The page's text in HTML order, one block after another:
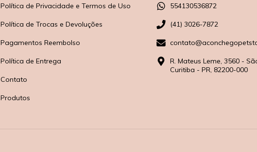
Política de Privacidade e Termos de Uso
Política de Trocas e Devoluções
Pagamentos Reembolso
Política de Entrega
Contato
Produtos
554130536872
(41) 3026-7872
R. Mateus Leme, 3560 -
Curitiba - PR, 82200-000